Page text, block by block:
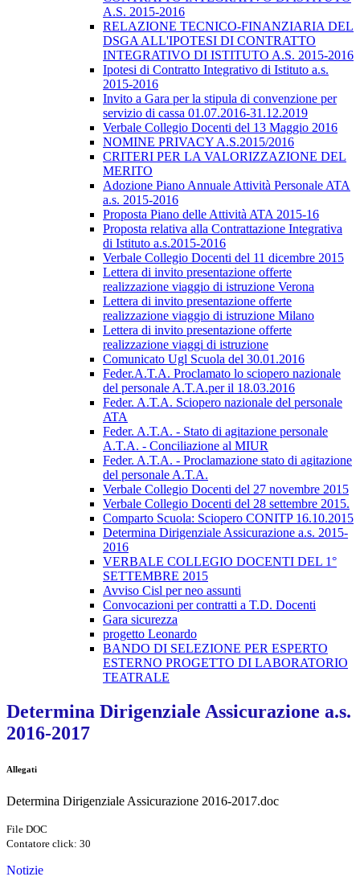
A.S. 2015-2016
RELAZIONE TECNICO-FINANZIARIA DEL
DSGA ALL'IPOTESI DI CONTRATTO
INTEGRATIVO DI ISTITUTO A.S. 2015-2016
Ipotesi di Contratto Integrativo di Istituto a.s.
2015-2016
Invito a Gara per la stipula di convenzione per
servizio di cassa 01.07.2016-31.12.2019
Verbale Collegio Docenti del 13 Maggio 2016
NOMINE PRIVACY A.S.2015/2016
CRITERI PER LA VALORIZZAZIONE DEL
MERITO
Adozione Piano Annuale Attività Personale ATA
a.s. 2015-2016
Proposta Piano delle Attività ATA 2015-16
Proposta relativa alla Contrattazione Integrativa
di Istituto a.s.2015-2016
Verbale Collegio Docenti del 11 dicembre 2015
Lettera di invito presentazione offerte
realizzazione viaggio di istruzione Verona
Lettera di invito presentazione offerte
realizzazione viaggio di istruzione Milano
Lettera di invito presentazione offerte
realizzazione viaggi di istruzione
Comunicato Ugl Scuola del 30.01.2016
Feder.A.T.A. Proclamato lo sciopero nazionale
del personale A.T.A.per il 18.03.2016
Feder. A.T.A. Sciopero nazionale del personale
ATA
Feder. A.T.A. - Stato di agitazione personale
A.T.A. - Conciliazione al MIUR
Feder. A.T.A. - Proclamazione stato di agitazione
del personale A.T.A.
Verbale Collegio Docenti del 27 novembre 2015
Verbale Collegio Docenti del 28 settembre 2015.
Comparto Scuola: Sciopero CONITP 16.10.2015
Determina Dirigenziale Assicurazione a.s. 2015-
2016
VERBALE COLLEGIO DOCENTI DEL 1°
SETTEMBRE 2015
Avviso Cisl per neo assunti
Convocazioni per contratti a T.D. Docenti
Gara sicurezza
progetto Leonardo
BANDO DI SELEZIONE PER ESPERTO
ESTERNO PROGETTO DI LABORATORIO
TEATRALE
Determina Dirigenziale Assicurazione a.s.
2016-2017
Allegati
Determina Dirigenziale Assicurazione 2016-2017.doc
File DOC
Contatore click: 30
Notizie